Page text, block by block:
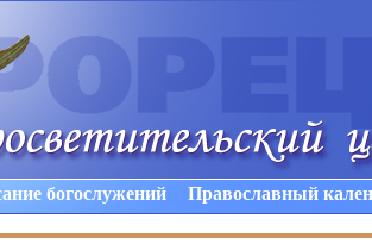
богослужений Православный